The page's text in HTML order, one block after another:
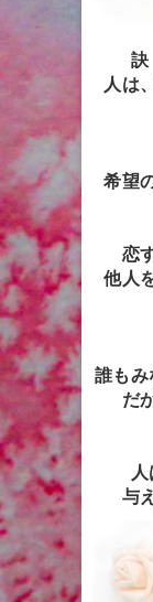
訣
人は
希望
恋
他人
誰もみ
だ
与